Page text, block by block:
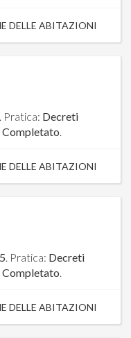
DELLE ABITAZIONI
. Pratica: Decreti
Completato.
DELLE ABITAZIONI
. Pratica: Decreti
Completato.
DELLE ABITAZIONI